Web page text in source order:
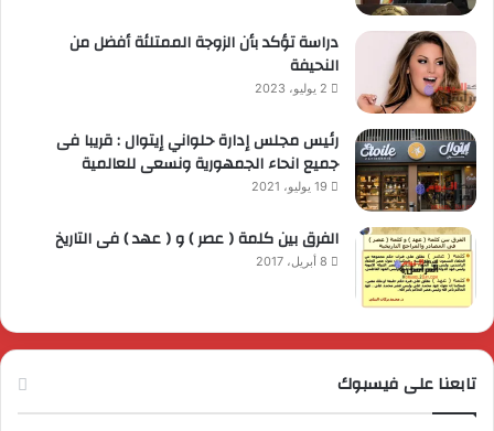
دراسة تؤكد بأن الزوجة الممتلئة أفضل من
النحيفة
2 يوليو، 2023
رئيس مجلس إدارة حلواني إيتوال : قريبا فى
جميع انحاء الجمهورية ونسعى للعالمية
19 يوليو، 2021
الفرق بين كلمة ( عصر ) و ( عهد ) فى التاريخ
8 أبريل، 2017
تابعنا على فيسبوك